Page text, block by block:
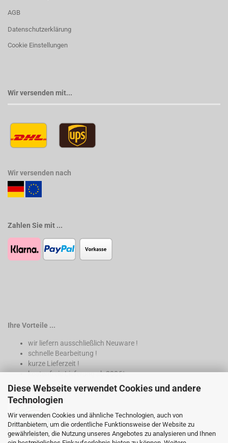
Diese Webseite verwendet Cookies und andere
Technologien
Wir verwenden Cookies und ähnliche Technologien, auch von
Drittanbietern, um die ordentliche Funktionsweise der Website zu
gewährleisten, die Nutzung unseres Angebotes zu analysieren und Ihnen
AGB
Datenschutzerklärung
Cookie Einstellungen
Wir versenden mit...
Wir versenden nach
Zahlen Sie mit ...
Ihre Vorteile ...
wir liefern ausschließlich Neuware !
schnelle Bearbeitung !
kurze Lieferzeit !
kostenfreie Lieferung ab 200€*
* nur innerhalb Deutschland